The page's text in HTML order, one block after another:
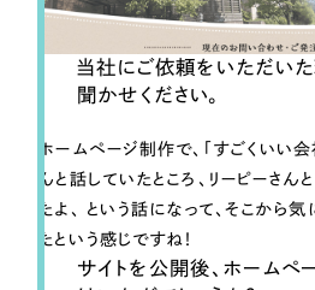
当社にご依頼をいただい
聞かせください。
ホームページ制作で、「すごくいい
んと話していたところ、リーピーさ
たよ、 という話になって、そこから
たという感じですね！
サイトを公開後、ホーム